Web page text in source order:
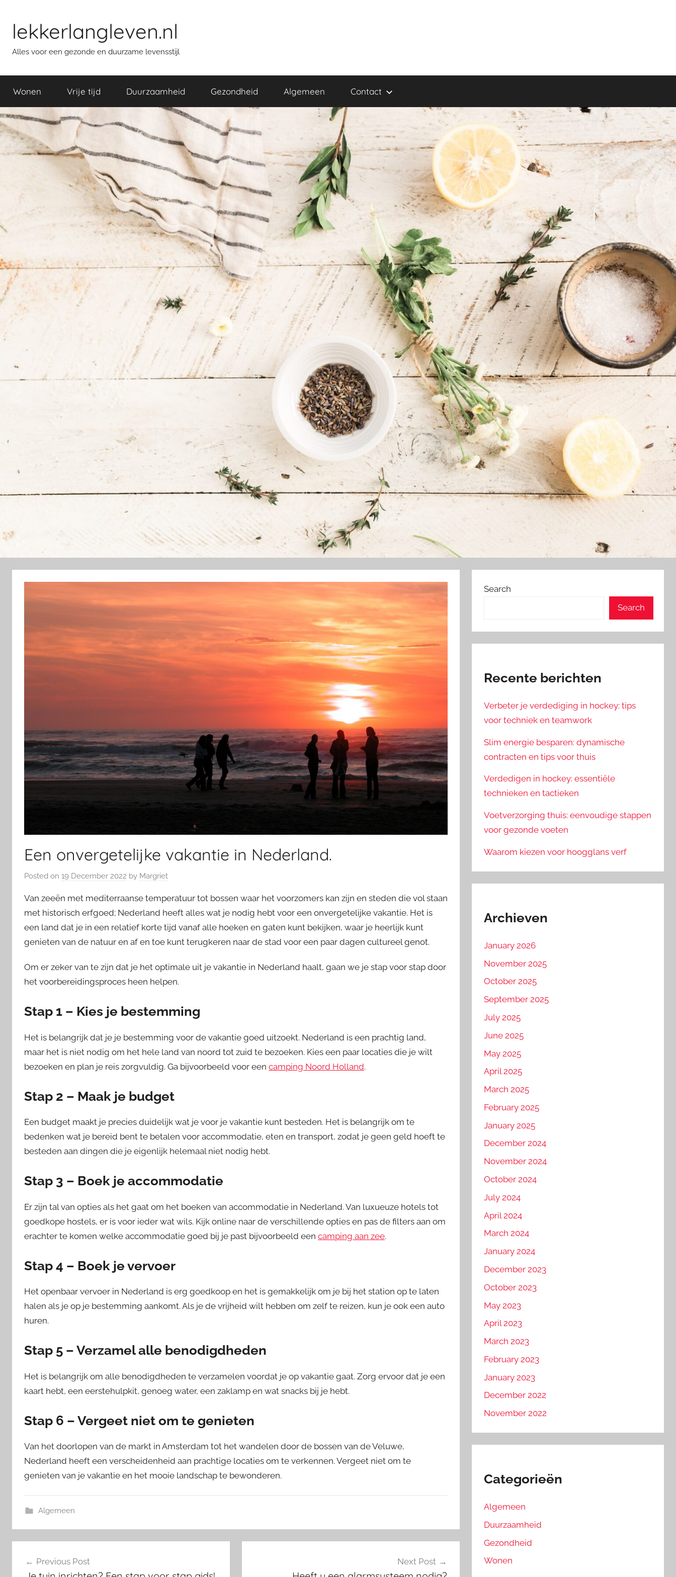
content
lekkerlangleven.nl
Alles voor een gezonde en duurzame levensstijl
Wonen Vrije tijd Duurzaamheid Gezondheid Algemeen Contact
Een onvergetelijke vakantie in Nederland.
Posted on 19 December 2022 by Margriet
Van zeeën met mediterraanse temperatuur tot bossen waar het voorzomers kan zijn en steden die vol staan
met historisch erfgoed; Nederland heeft alles wat je nodig hebt voor een onvergetelijke vakantie. Het is
een land dat je in een relatief korte tijd vanaf alle hoeken en gaten kunt bekijken, waar je heerlijk kunt
genieten van de natuur en af en toe kunt terugkeren naar de stad voor een paar dagen cultureel genot.
Om er zeker van te zijn dat je het optimale uit je vakantie in Nederland haalt, gaan we je stap voor stap door
het voorbereidingsproces heen helpen.
Stap 1 – Kies je bestemming
Het is belangrijk dat je je bestemming voor de vakantie goed uitzoekt. Nederland is een prachtig land,
maar het is niet nodig om het hele land van noord tot zuid te bezoeken. Kies een paar locaties die je wilt
bezoeken en plan je reis zorgvuldig. Ga bijvoorbeeld voor een camping Noord Holland.
Stap 2 – Maak je budget
Een budget maakt je precies duidelijk wat je voor je vakantie kunt besteden. Het is belangrijk om te
bedenken wat je bereid bent te betalen voor accommodatie, eten en transport, zodat je geen geld hoeft te
besteden aan dingen die je eigenlijk helemaal niet nodig hebt.
Stap 3 – Boek je accommodatie
Er zijn tal van opties als het gaat om het boeken van accommodatie in Nederland. Van luxueuze hotels tot
goedkope hostels, er is voor ieder wat wils. Kijk online naar de verschillende opties en pas de filters aan om
erachter te komen welke accommodatie goed bij je past bijvoorbeeld een camping aan zee.
Stap 4 – Boek je vervoer
Het openbaar vervoer in Nederland is erg goedkoop en het is gemakkelijk om je bij het station op te laten
halen als je op je bestemming aankomt. Als je de vrijheid wilt hebben om zelf te reizen, kun je ook een auto
huren.
Stap 5 – Verzamel alle benodigdheden
Het is belangrijk om alle benodigdheden te verzamelen voordat je op vakantie gaat. Zorg ervoor dat je een
kaart hebt, een eerstehulpkit, genoeg water, een zaklamp en wat snacks bij je hebt.
Stap 6 – Vergeet niet om te genieten
Van het doorlopen van de markt in Amsterdam tot het wandelen door de bossen van de Veluwe,
Nederland heeft een verscheidenheid aan prachtige locaties om te verkennen. Vergeet niet om te
genieten van je vakantie en het mooie landschap te bewonderen.
Algemeen
navigation
Previous Post Next Post
Search
Search
Recente berichten
Verbeter je verdediging in hockey: tips
voor techniek en teamwork
Slim energie besparen: dynamische
contracten en tips voor thuis
Verdedigen in hockey: essentiële
technieken en tactieken
Voetverzorging thuis: eenvoudige stappen
voor gezonde voeten
Waarom kiezen voor hoogglans verf
Archieven
January 2026
November 2025
October 2025
September 2025
July 2025
June 2025
May 2025
April 2025
March 2025
February 2025
January 2025
December 2024
November 2024
October 2024
July 2024
April 2024
March 2024
January 2024
December 2023
October 2023
May 2023
April 2023
March 2023
February 2023
January 2023
December 2022
November 2022
Categorieën
Algemeen
Duurzaamheid
Gezondheid
Wonen